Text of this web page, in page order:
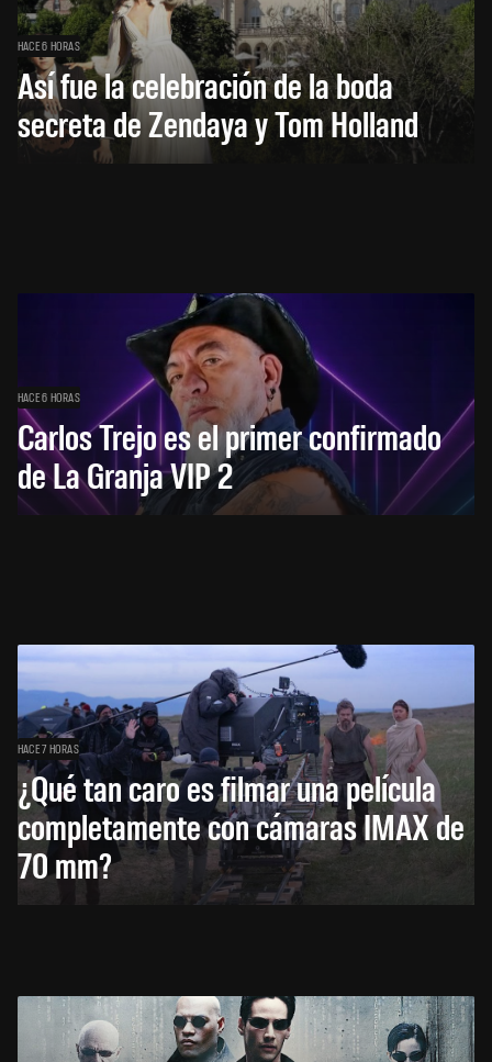
HACE 6 HORAS
Así fue la celebración de la boda
secreta de Zendaya y Tom Holland
HACE 6 HORAS
Carlos Trejo es el primer confirmado
de La Granja VIP 2
HACE 7 HORAS
¿Qué tan caro es filmar una película
completamente con cámaras IMAX de
70 mm?